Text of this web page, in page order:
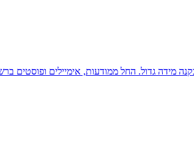
מידה גדול. החל ממודעות, אימיילים ופוסטים